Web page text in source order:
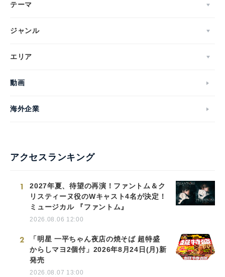
テーマ
ジャンル
エリア
動画
海外企業
アクセスランキング
1
2027年夏、待望の再演！ファントム＆ク
リスティーヌ役のWキャスト4名が決定！
ミュージカル 『ファントム』
2026.08.06 12:00
2
「明星 一平ちゃん夜店の焼そば 超特盛
からしマヨ2個付」2026年8月24日(月)新
発売
2026.08.07 13:00